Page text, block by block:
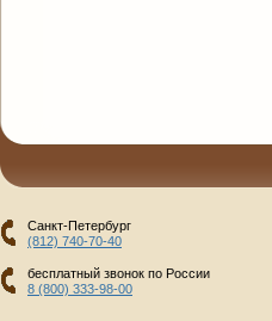
Санкт-Петербург
(812) 740-70-40
бесплатный звонок по России
8 (800) 333-98-00